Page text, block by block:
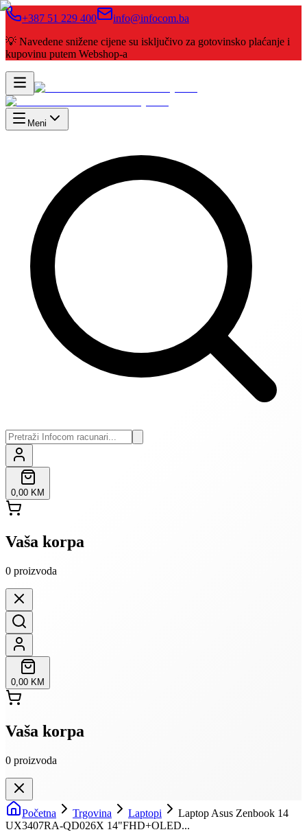
+387 51 229 400
info@infocom.ba
💡 Navedene snižene cijene su isključivo za gotovinsko plaćanje i
kupovinu putem Webshop-a
Meni
0,00 KM
Vaša korpa
0 proizvoda
0,00 KM
Vaša korpa
0 proizvoda
Početna Trgovina Laptopi
Laptop Asus Zenbook 14
UX3407RA-QD026X 14"FHD+OLED...